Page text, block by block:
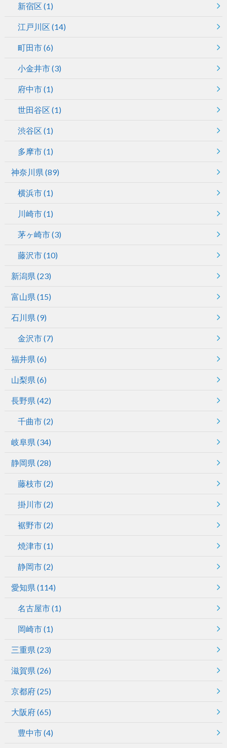
新宿区 (1)
江戸川区 (14)
町田市(6)
小金井市(3)
府中市(1)
世田谷区 (1)
渋谷区 (1)
多摩市(1)
神奈川県 (89)
横浜市(1)
川崎市(1)
茅ヶ崎市(3)
藤沢市(10)
新潟県 (23)
富山県 (15)
石川県 (9)
金沢市(7)
福井県 (6)
山梨県 (6)
長野県 (42)
千曲市(2)
岐阜県 (34)
静岡県 (28)
藤枝市(2)
掛川市(2)
裾野市(2)
焼津市(1)
静岡市(2)
愛知県 (114)
名古屋市(1)
岡崎市(1)
三重県 (23)
滋賀県 (26)
京都府(25)
大阪府(65)
豊中市(4)